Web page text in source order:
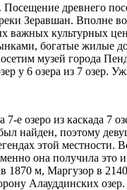
древнего
Зеравшан. Вполне
культурных
богатые жилые
музей города
у 6 озера из 7 озер.
е озеро из каскада 7
найден, поэтому
этой
она получила это
м, Маргузор в
Алауддинских